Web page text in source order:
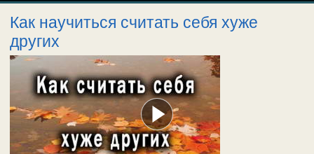
Как научиться считать себя хуже
других